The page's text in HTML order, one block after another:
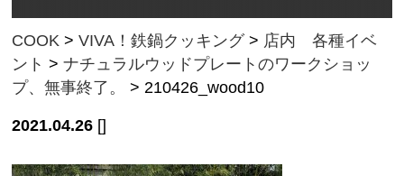
COOK >VIVA！鉄鍋クッキング> 店内 各種イベ
ント >ナチュラルウッドプレートのワークショッ
プ、無事終了。
> 210426_wood10
2021.04.26 []